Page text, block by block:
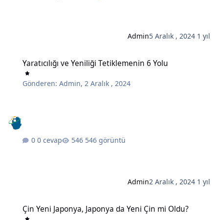
Admin5 Aralık , 2024 1 yıl
Yaratıcılığı ve Yeniliği Tetiklemenin 6 Yolu
Gönderen:Admin,2 Aralık , 2024
0 cevap 546 görüntü
Admin2 Aralık , 2024 1 yıl
Çin Yeni Japonya, Japonya da Yeni Çin mi Oldu?